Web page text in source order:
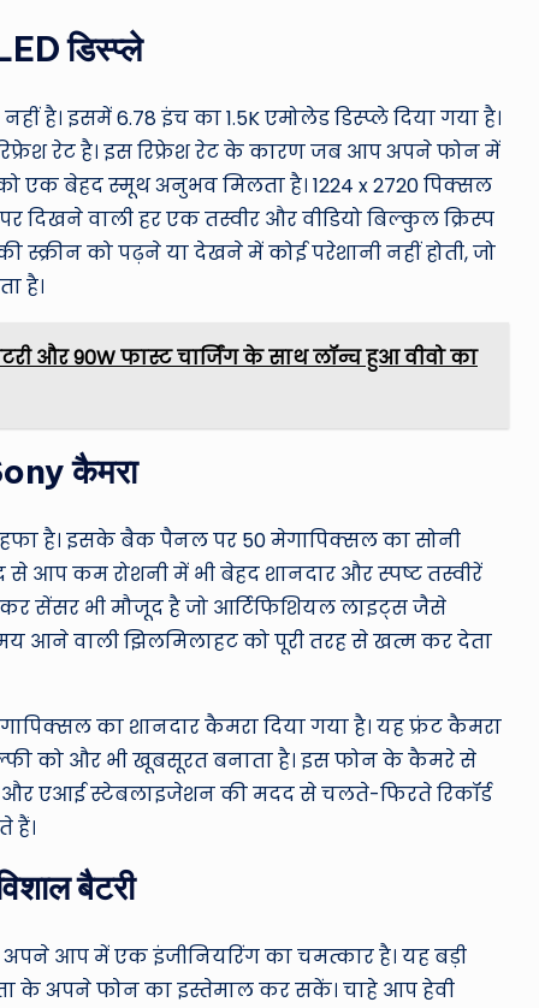
डिस्प्ले
है। इसमें 6.78 इंच का 1.5K एमोलेड डिस्प्ले दिया गया है।
रेट है। इस रिफ्रेश रेट के कारण जब आप अपने फोन में
एक बेहद स्मूथ अनुभव मिलता है। 1224 x 2720 पिक्सल
दिखने वाली हर एक तस्वीर और वीडियो बिल्कुल क्रिस्प
को पढ़ने या देखने में कोई परेशानी नहीं होती, जो
है।
और 90W फास्ट चार्जिंग के साथ लॉन्च हुआ वीवो का
कैमरा
है। इसके बैक पैनल पर 50 मेगापिक्सल का सोनी
से आप कम रोशनी में भी बेहद शानदार और स्पष्ट तस्वीरें
सेंसर भी मौजूद है जो आर्टिफिशियल लाइट्स जैसे
आने वाली झिलमिलाहट को पूरी तरह से खत्म कर देता
का शानदार कैमरा दिया गया है। यह फ्रंट कैमरा
को और भी खूबसूरत बनाता है। इस फोन के कैमरे से
और एआई स्टेबलाइजेशन की मदद से चलते-फिरते रिकॉर्ड
हैं।
बैटरी
आप में एक इंजीनियरिंग का चमत्कार है। यह बड़ी
के अपने फोन का इस्तेमाल कर सकें। चाहे आप हेवी